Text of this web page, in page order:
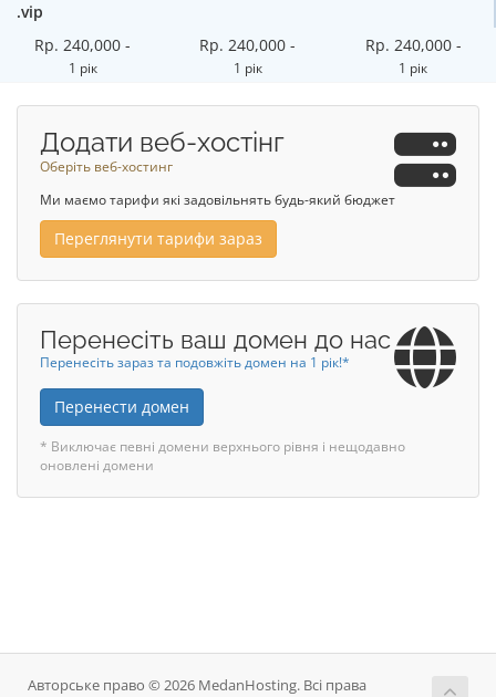
.vip
Rp. 240,000 -
1 рік
Rp. 240,000 -
1 рік
Rp. 240,000 -
1 рік
Додати веб-хостінг
Оберіть веб-хостинг
Ми маємо тарифи які задовільнять будь-який бюджет
Переглянути тарифи зараз
Перенесіть ваш домен до нас
Перенесіть зараз та подовжіть домен на 1 рік!*
Перенести домен
* Виключає певні домени верхнього рівня і нещодавно
оновлені домени
Авторське право © 2026 MedanHosting. Всі права